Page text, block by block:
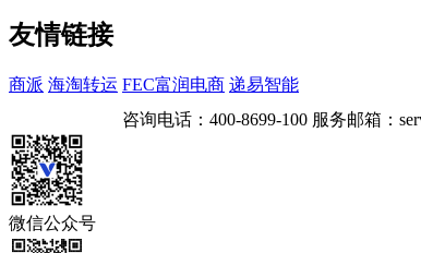
友情链接
商派 海淘转运 FEC富润电商 递易智能
咨询电话： 400-8699-100 服务邮箱：
微信公众号